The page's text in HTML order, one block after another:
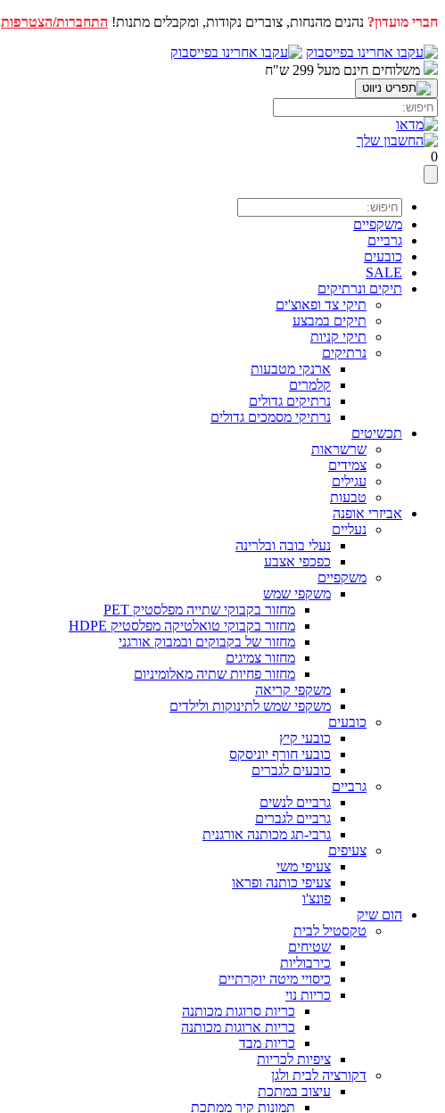
חברי מועדון? נהנים מהנחות, צוברים נקודות, ומקבלים מתנות! התחברות/הצטרפות
דלג
לתוכןמשלוחים חינם מעל 299 ש"ח
0
משקפיים
גרביים
כובעים
SALE
תיקים ונרתיקים
תיקי צד ופאוצ'ים
תיקים במבצע
תיקי קניות
נרתיקים
ארנקי מטבעות
קלמרים
נרתיקים גדולים
נרתיקי מסמכים גדולים
תכשיטים
שרשראות
צמידים
עגילים
טבעות
אביזרי אופנה
נעליים
נעלי בובה ובלרינה
כפכפי אצבע
משקפיים
משקפי שמש
מחזור בקבוקי שתייה מפלסטיק PET
מחזור בקבוקי טואלטיקה מפלסטיק HDPE
מחזור של בקבוקים ובמבוק אורגני
מחזור צמיגים
מחזור פחיות שתיה מאלומיניום
משקפי קריאה
משקפי שמש לתינוקות ולילדים
כובעים
כובעי קיץ
כובעי חורף יוניסקס
כובעים לגברים
גרביים
גרביים לנשים
גרביים לגברים
גרבי-תג מכותנה אורגנית
צעיפים
צעיפי משי
צעיפי כותנה ופראו
פונצ'ו
הום שיק
טקסטיל לבית
שטיחים
כירבוליות
כיסויי מיטה יוקרתיים
כריות נוי
כריות סרוגות מכותנה
כריות ארוגות מכותנה
כריות מבד
ציפיות לכריות
דקורציה לבית ולגן
עיצוב במתכת
תמונות קיר ממתכת